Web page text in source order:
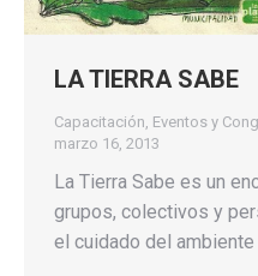
LA TIERRA SABE
Capacitación, Eventos y
marzo 16, 2013
La Tierra Sabe es un
grupos, colectivos y
el cuidado del